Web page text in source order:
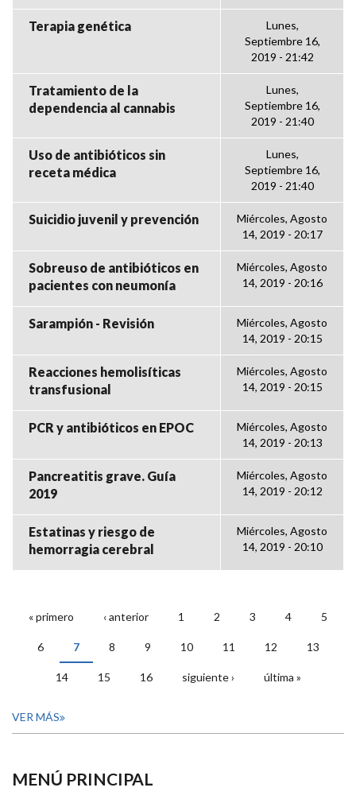
Terapia genética
Lunes,
Septiembre 16,
2019 - 21:42
Tratamiento de la
dependencia al cannabis
Lunes,
Septiembre 16,
2019 - 21:40
Uso de antibióticos sin
receta médica
Lunes,
Septiembre 16,
2019 - 21:40
Suicidio juvenil y prevención
Miércoles, Agosto
14, 2019 - 20:17
Sobreuso de antibióticos en
pacientes con neumonía
Miércoles, Agosto
14, 2019 - 20:16
Sarampión - Revisión
Miércoles, Agosto
14, 2019 - 20:15
Reacciones hemolisíticas
transfusional
Miércoles, Agosto
14, 2019 - 20:15
PCR y antibióticos en EPOC
Miércoles, Agosto
14, 2019 - 20:13
Pancreatitis grave. Guía
2019
Miércoles, Agosto
14, 2019 - 20:12
Estatinas y riesgo de
hemorragia cerebral
Miércoles, Agosto
14, 2019 - 20:10
PÁGINAS
« primero ‹ anterior 1 2 3 4 5
6 7 8 9 10 11 12 13
14 15 16 siguiente › última »
VER MÁS
MENÚ PRINCIPAL